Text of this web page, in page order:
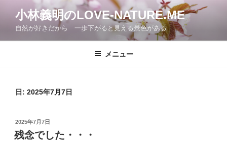
ン
小林義明のLOVE-NATURE.ME
自然が好きだから 一歩下がると見える景色がある
メニュー
日: 2025年7月7日
投
稿
日:
2025年7月7日
残念でした・・・